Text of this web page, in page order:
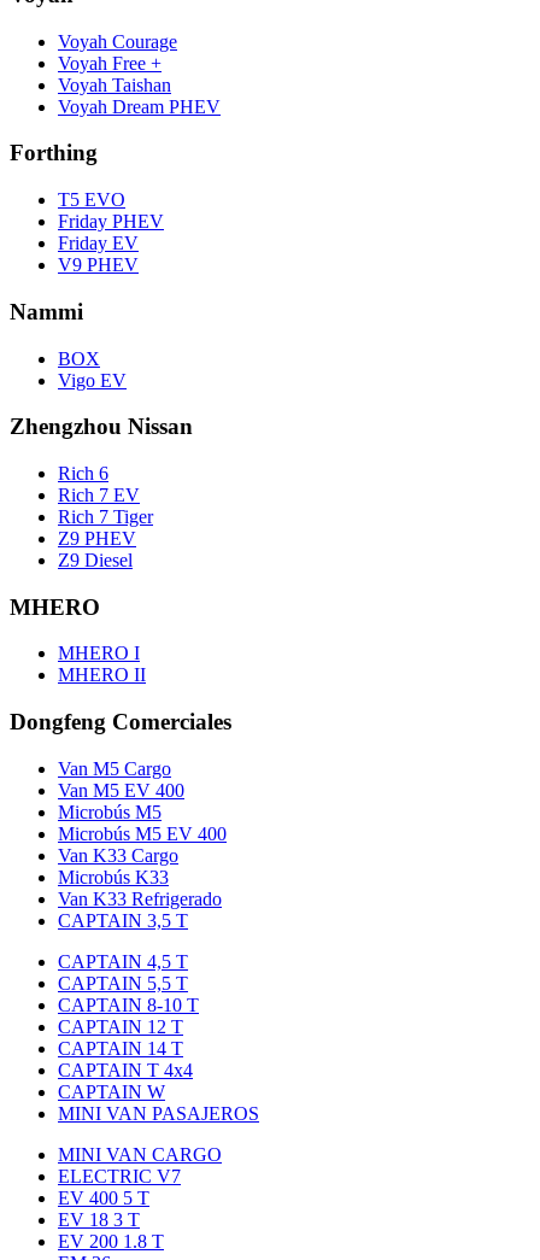
Voyah Courage
Voyah Free +
Voyah Taishan
Voyah Dream PHEV
Forthing
T5 EVO
Friday PHEV
Friday EV
V9 PHEV
Nammi
BOX
Vigo EV
Zhengzhou Nissan
Rich 6
Rich 7 EV
Rich 7 Tiger
Z9 PHEV
Z9 Diesel
MHERO
MHERO I
MHERO II
Dongfeng Comerciales
Van M5 Cargo
Van M5 EV 400
Microbús M5
Microbús M5 EV 400
Van K33 Cargo
Microbús K33
Van K33 Refrigerado
CAPTAIN 3,5 T
CAPTAIN 4,5 T
CAPTAIN 5,5 T
CAPTAIN 8-10 T
CAPTAIN 12 T
CAPTAIN 14 T
CAPTAIN T 4x4
CAPTAIN W
MINI VAN PASAJEROS
MINI VAN CARGO
ELECTRIC V7
EV 400 5 T
EV 18 3 T
EV 200 1.8 T